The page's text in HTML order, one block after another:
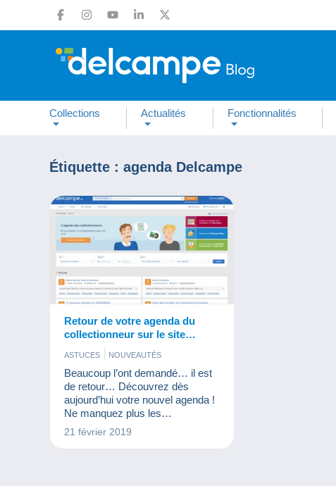
Collections Actualités Fonctionnalités
Étiquette : agenda Delcampe
Retour de votre agenda du
collectionneur sur le site
Delcampe
ASTUCES NOUVEAUTÉS
Beaucoup l’ont demandé… il est
de retour… Découvrez dès
aujourd’hui votre nouvel agenda !
Ne manquez plus les
événements qui vous intéressent
21 février 2019